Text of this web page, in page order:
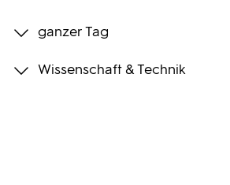
ganzer Tag
Wissenschaft & Technik